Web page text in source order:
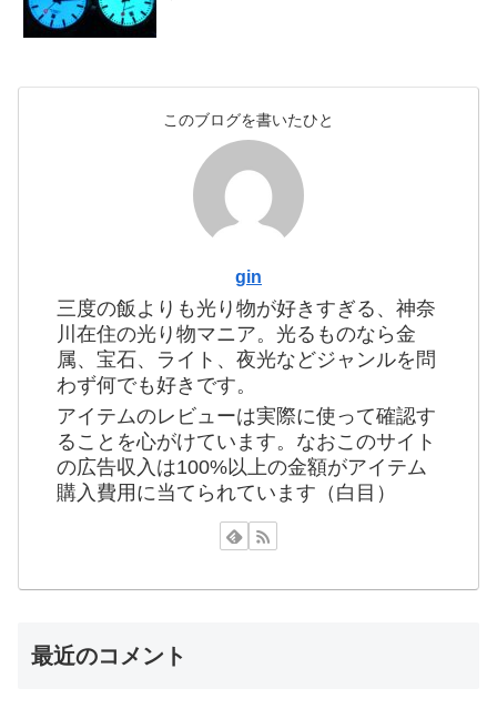
このブログを書いたひと
gin
三度の飯よりも光り物が好きすぎる、神奈
川在住の光り物マニア。光るものなら金
属、宝石、ライト、夜光などジャンルを問
わず何でも好きです。
アイテムのレビューは実際に使って確認す
ることを心がけています。なおこのサイト
の広告収入は100%以上の金額がアイテム
購入費用に当てられています（白目）
最近のコメント